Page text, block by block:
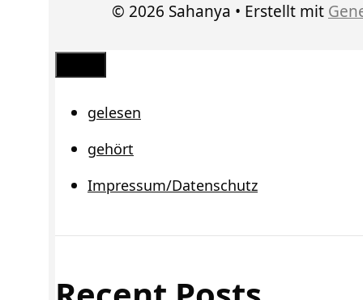
© 2026 Sahanya • Erstellt mit
gelesen
gehört
Impressum/Datenschutz